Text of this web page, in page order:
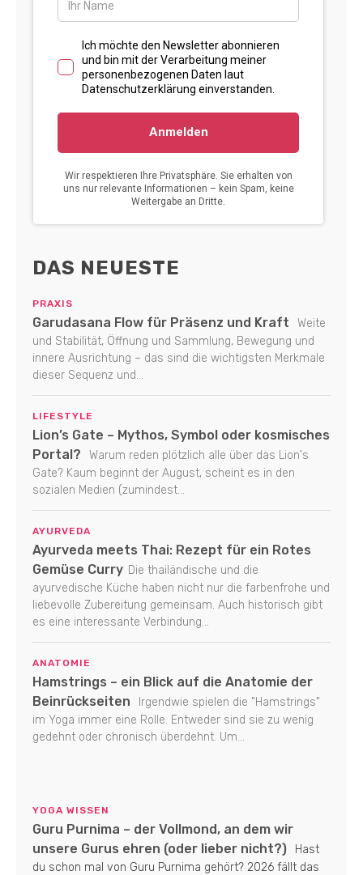
DAS NEUESTE
PRAXIS
Garudasana Flow für Präsenz und Kraft
Weite
und Stabilität, Öffnung und Sammlung, Bewegung und
innere Ausrichtung – das sind die wichtigsten Merkmale
dieser Sequenz und...
LIFESTYLE
Lion’s Gate – Mythos, Symbol oder kosmisches
Portal?
Warum reden plötzlich alle über das Lion's
Gate? Kaum beginnt der August, scheint es in den
sozialen Medien (zumindest...
AYURVEDA
Ayurveda meets Thai: Rezept für ein Rotes
Gemüse Curry Die thailändische und die
ayurvedische Küche haben nicht nur die farbenfrohe und
liebevolle Zubereitung gemeinsam. Auch historisch gibt
es eine interessante Verbindung...
ANATOMIE
Hamstrings – ein Blick auf die Anatomie der
Beinrückseiten
Irgendwie spielen die "Hamstrings"
im Yoga immer eine Rolle. Entweder sind sie zu wenig
gedehnt oder chronisch überdehnt. Um...
YOGA WISSEN
Guru Purnima – der Vollmond, an dem wir
unsere Gurus ehren (oder lieber nicht?)
Hast
du schon mal von Guru Purnima gehört? 2026 fällt das